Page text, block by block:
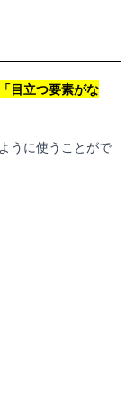
目立つ要素がな
うに使うことがで